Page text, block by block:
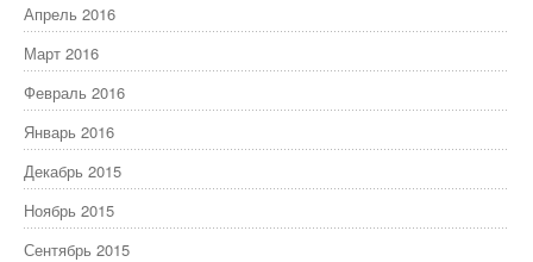
Апрель 2016
Март 2016
Февраль 2016
Январь 2016
Декабрь 2015
Ноябрь 2015
Сентябрь 2015